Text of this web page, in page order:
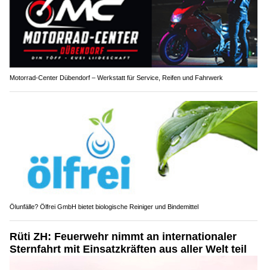
Motorrad-Center Dübendorf – Werkstatt für Service, Reifen und Fahrwerk
Ölunfälle? Ölfrei GmbH bietet biologische Reiniger und Bindemittel
Rüti ZH: Feuerwehr nimmt an internationaler
Sternfahrt mit Einsatzkräften aus aller Welt teil